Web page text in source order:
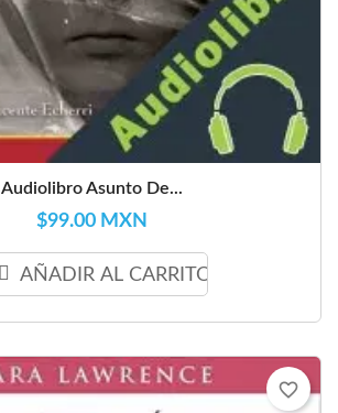
Audiolibro Asunto De...
$99.00 MXN
AÑADIR AL CARRITO
favorite_border